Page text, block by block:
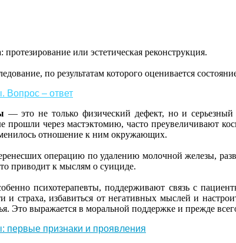
протезирование или эстетическая реконструкция.
по результатам которого оценивается
Вопрос – ответ
— это не только физический дефект, но и
через мастэктомию, часто преувеличивают
отношение к ним окружающих.
операцию по удалению молочной железы,
приводит к мыслям о суициде.
психотерапевты, поддерживают связь с
и страха, избавиться от негативных мыслей и
Это выражается в моральной поддержке и прежде
первые признаки и проявления